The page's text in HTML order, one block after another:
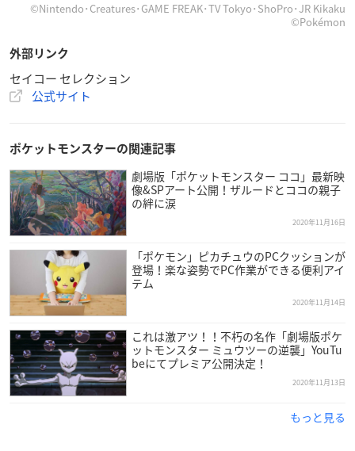
©Nintendo･Creatures･GAME FREAK･TV Tokyo･ShoPro･JR Kikaku
©Pokémon
外部リンク
セイコー セレクション
公式サイト
ポケットモンスターの関連記事
劇場版「ポケットモンスター ココ」最新映
像&SPアート公開！ザルードとココの親子
の絆に涙
2020年11月16日
「ポケモン」ピカチュウのPCクッションが
登場！楽な姿勢でPC作業ができる便利アイ
テム
2020年11月14日
これは激アツ！！不朽の名作「劇場版ポケ
ットモンスター ミュウツーの逆襲」YouTu
beにてプレミア公開決定！
2020年11月13日
もっと見る